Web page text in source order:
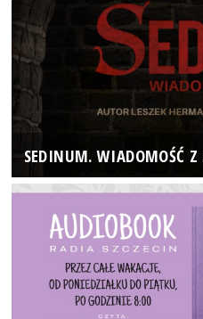
SEDINUM. WIADOMOŚĆ